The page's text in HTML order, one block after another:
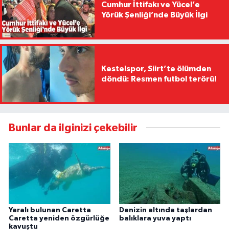
Cumhur İttifakı ve Yücel’e
Yörük Şenliği’nde Büyük İlgi
Kestelspor, Siirt’te ölümden
döndü: Resmen futbol terörü!
Bunlar da ilginizi çekebilir
Yaralı bulunan Caretta
Caretta yeniden özgürlüğe
kavuştu
Denizin altında taşlardan
balıklara yuva yaptı